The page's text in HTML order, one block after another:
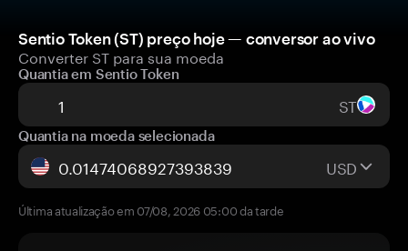
Sentio Token (ST) preço hoje — conversor ao vivo
Converter ST para sua moeda
Quantia em Sentio Token
ST
Quantia na moeda selecionada
USD
Última atualização em 07/08, 2026 05:00 da tarde